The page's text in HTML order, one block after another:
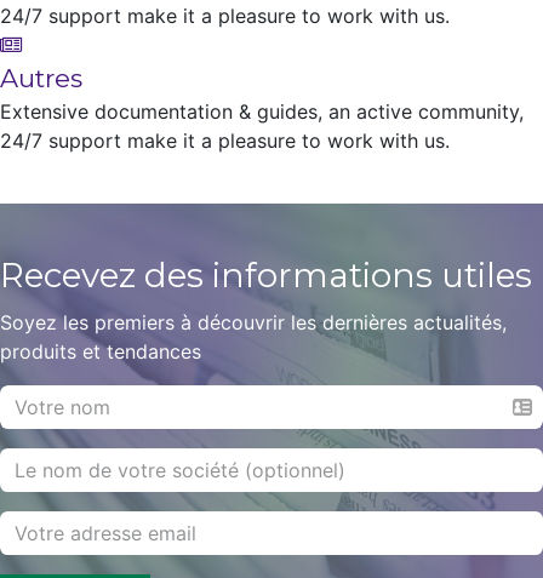
24/7 support make it a pleasure to work with us.
Autres
Extensive documentation & guides, an active community,
24/7 support make it a pleasure to work with us.
Recevez des informations utiles
Soyez les premiers à découvrir les dernières actualités,
produits et tendances